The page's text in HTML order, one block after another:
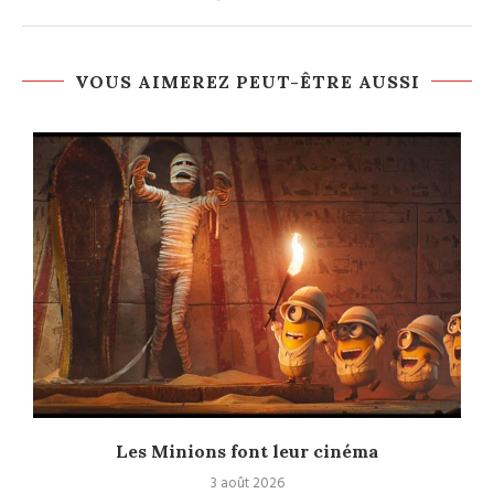
VOUS AIMEREZ PEUT-ÊTRE AUSSI
Les Minions font leur cinéma
3 août 2026